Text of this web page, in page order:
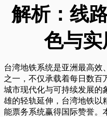
解析：线
色与
台湾地铁系统是亚洲最高效
之一，不仅承载着每日数百
城市现代化与可持续发展的
雄的轻轨延伸，台湾地铁以
能票务系统赢得国际赞誉。